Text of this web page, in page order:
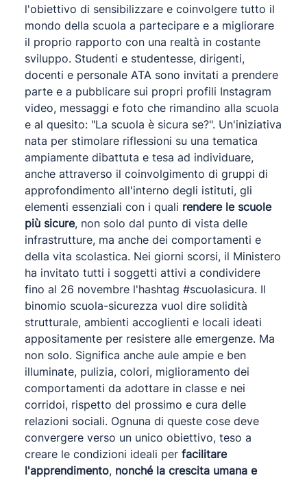
l'obiettivo di sensibilizzare e coinvolgere tutto il
mondo della scuola a partecipare e a migliorare
il proprio rapporto con una realtà in costante
sviluppo. Studenti e studentesse, dirigenti,
docenti e personale ATA sono invitati a prendere
parte e a pubblicare sui propri profili Instagram
video, messaggi e foto che rimandino alla scuola
e al quesito: "La scuola è sicura se?". Un'iniziativa
nata per stimolare riflessioni su una tematica
ampiamente dibattuta e tesa ad individuare,
anche attraverso il coinvolgimento di gruppi di
approfondimento all'interno degli istituti, gli
elementi essenziali con i quali rendere le scuole
più sicure, non solo dal punto di vista delle
infrastrutture, ma anche dei comportamenti e
della vita scolastica. Nei giorni scorsi, il Ministero
ha invitato tutti i soggetti attivi a condividere
fino al 26 novembre l'hashtag #scuolasicura. Il
binomio scuola-sicurezza vuol dire solidità
strutturale, ambienti accoglienti e locali ideati
appositamente per resistere alle emergenze. Ma
non solo. Significa anche aule ampie e ben
illuminate, pulizia, colori, miglioramento dei
comportamenti da adottare in classe e nei
corridoi, rispetto del prossimo e cura delle
relazioni sociali. Ognuna di queste cose deve
convergere verso un unico obiettivo, teso a
creare le condizioni ideali per facilitare
l'apprendimento, nonché la crescita umana e